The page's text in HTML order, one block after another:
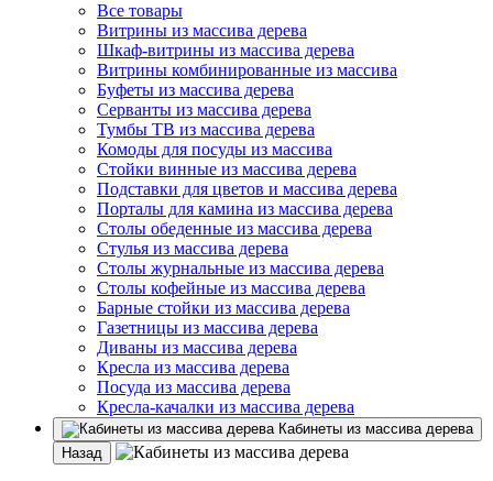
Все товары
Витрины из массива дерева
Шкаф-витрины из массива дерева
Витрины комбинированные из массива
Буфеты из массива дерева
Серванты из массива дерева
Тумбы ТВ из массива дерева
Комоды для посуды из массива
Стойки винные из массива дерева
Подставки для цветов и массива дерева
Порталы для камина из массива дерева
Столы обеденные из массива дерева
Стулья из массива дерева
Столы журнальные из массива дерева
Столы кофейные из массива дерева
Барные стойки из массива дерева
Газетницы из массива дерева
Диваны из массива дерева
Кресла из массива дерева
Посуда из массива дерева
Кресла-качалки из массива дерева
Кабинеты из массива дерева
Назад